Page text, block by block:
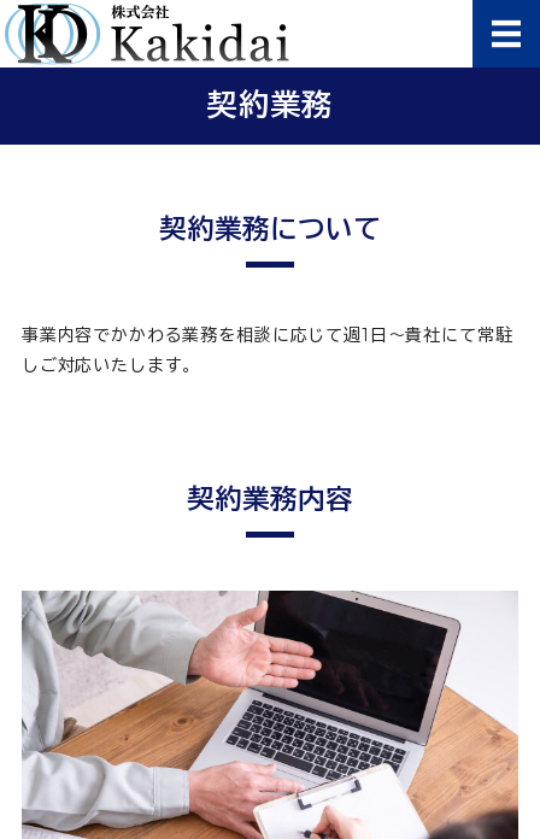
株式会社
お問い合わせ
契約業務
契約業務について
事業内容でかかわる業務を相談に応じて週1日～貴社にて常駐
しご対応いたします。
契約業務内容